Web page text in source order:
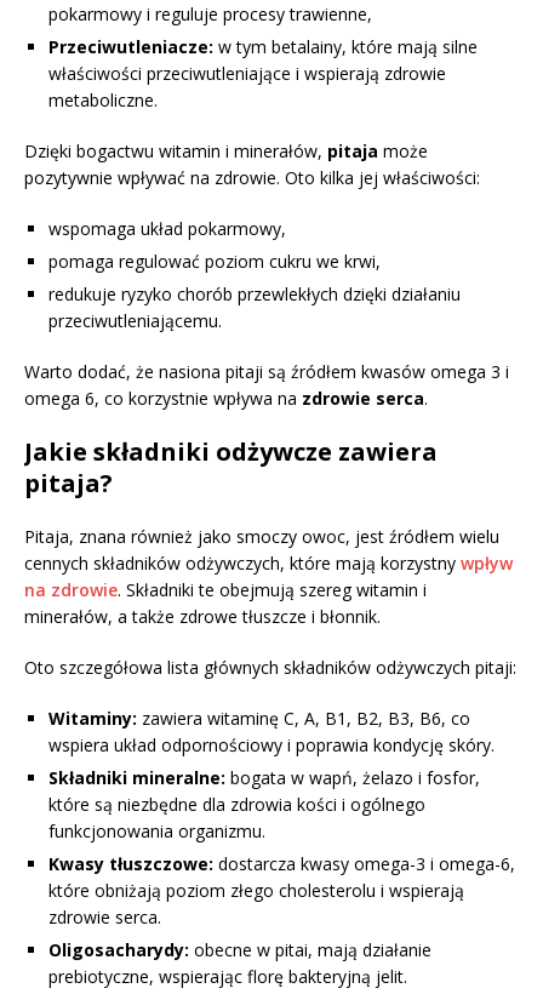
pokarmowy i reguluje procesy trawienne,
Przeciwutleniacze: w tym betalainy, które mają silne
właściwości przeciwutleniające i wspierają zdrowie
metaboliczne.
Dzięki bogactwu witamin i minerałów, pitaja może
pozytywnie wpływać na zdrowie. Oto kilka jej właściwości:
wspomaga układ pokarmowy,
pomaga regulować poziom cukru we krwi,
redukuje ryzyko chorób przewlekłych dzięki działaniu
przeciwutleniającemu.
Warto dodać, że nasiona pitaji są źródłem kwasów omega 3 i
omega 6, co korzystnie wpływa na zdrowie serca.
Jakie składniki odżywcze zawiera
pitaja?
Pitaja, znana również jako smoczy owoc, jest źródłem wielu
cennych składników odżywczych, które mają korzystny wpływ
na zdrowie. Składniki te obejmują szereg witamin i
minerałów, a także zdrowe tłuszcze i błonnik.
Oto szczegółowa lista głównych składników odżywczych pitaji:
Witaminy: zawiera witaminę C, A, B1, B2, B3, B6, co
wspiera układ odpornościowy i poprawia kondycję skóry.
Składniki mineralne: bogata w wapń, żelazo i fosfor,
które są niezbędne dla zdrowia kości i ogólnego
funkcjonowania organizmu.
Kwasy tłuszczowe: dostarcza kwasy omega-3 i omega-6,
które obniżają poziom złego cholesterolu i wspierają
zdrowie serca.
Oligosacharydy: obecne w pitai, mają działanie
prebiotyczne, wspierając florę bakteryjną jelit.